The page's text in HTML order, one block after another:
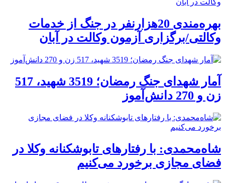
بهره‌مندی 20هزارنفر در جنگ از خدمات
وکالتی/برگزاری آزمون وکالت در آبان
آمار شهدای جنگ رمضان؛ 3519 شهید، 517
زن و 270 دانش‌آموز
شاه‌محمدی: با رفتارهای تابوشکنانه وکلا در
فضای مجازی برخورد می‌کنیم